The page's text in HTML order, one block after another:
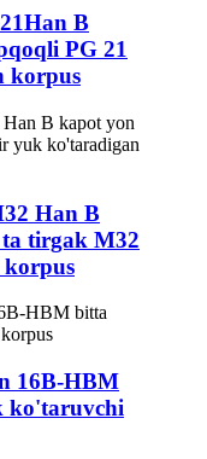
B
PG 21
korpus
Han B
tirgak M32
16B-HBM
ko'taruvchi